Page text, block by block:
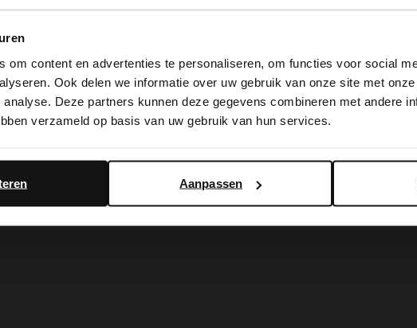
om content en advertenties te personaliseren, om functies voor social
Ook delen we informatie over uw gebruik van onze site met
analyse. Deze partners kunnen deze gegevens combineren met andere
verzameld op basis van uw gebruik van hun services.
Aanpassen
No Stress
Taupefarbene Veloursleder-Schnürschuhe
×
It looks like your language isn't Dutch. Would you like to